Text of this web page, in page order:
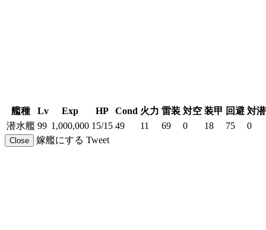
艦種 Lv Exp HP Cond 火力 雷装 対空 装甲 回避 対潜
潜水艦 99 1,000,000 15/15 49 11 69 0 18 75 0
Close 嫁艦にする Tweet